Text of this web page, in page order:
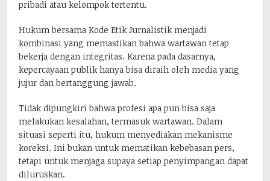
pribadi atau kelompok tertentu.
Hukum bersama Kode Etik Jurnalistik menjadi
kombinasi yang memastikan bahwa wartawan tetap
bekerja dengan integritas. Karena pada dasarnya,
kepercayaan publik hanya bisa diraih oleh media yang
jujur dan bertanggung jawab.
Tidak dipungkiri bahwa profesi apa pun bisa saja
melakukan kesalahan, termasuk wartawan. Dalam
situasi seperti itu, hukum menyediakan mekanisme
koreksi. Ini bukan untuk mematikan kebebasan pers,
tetapi untuk menjaga supaya setiap penyimpangan dapat
diluruskan.